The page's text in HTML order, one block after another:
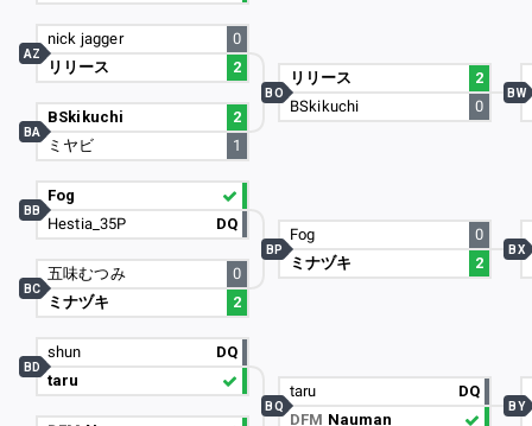
nick jagger
0
リリース
2
AZ
BSkikuchi
2
ミヤビ
1
BA
Fog
Hestia_35P
DQ
BB
五味むつみ
0
ミナヅキ
2
BC
shun
DQ
taru
BD
リリース
2
BSkikuchi
0
BO
Fog
0
ミナヅキ
2
BP
taru
DQ
DFM Nauman
BQ
BW
BX
BY